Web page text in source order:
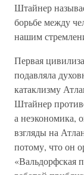
Штайнер
борьбе между
нашим
Первая
подавляла
катаклизму
Штайнер
а неэкономика,
взгляды на
потому, что он
«Вальдорфская